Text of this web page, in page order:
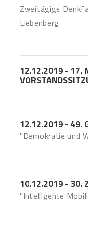
Zweitägige
Liebenberg
12.12.2019 - 17.
12.12.2019 - 49.
"Demokratie und
10.12.2019 - 30.
"Intelligente